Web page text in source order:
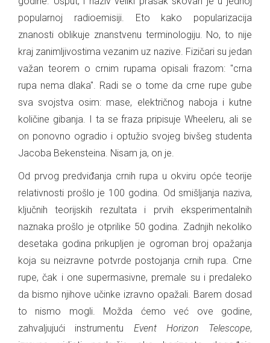
popularnoj radioemisiji. Eto kako popularizacija
znanosti oblikuje znanstvenu terminologiju. No, to nije
kraj zanimljivostima vezanim uz nazive. Fizičari su jedan
važan teorem o crnim rupama opisali frazom: "crna
rupa nema dlaka". Radi se o tome da crne rupe gube
sva svojstva osim: mase, električnog naboja i kutne
količine gibanja. I ta se fraza pripisuje Wheeleru, ali se
on ponovno ogradio i optužio svojeg bivšeg studenta
Jacoba Bekensteina. Nisam ja, on je.
Od prvog predviđanja crnih rupa u okviru opće teorije
relativnosti prošlo je 100 godina. Od smišljanja naziva,
ključnih teorijskih rezultata i prvih eksperimentalnih
naznaka prošlo je otprilike 50 godina. Zadnjih nekoliko
desetaka godina prikupljen je ogroman broj opažanja
koja su neizravne potvrde postojanja crnih rupa. Crne
rupe, čak i one supermasivne, premale su i predaleko
da bismo njihove učinke izravno opažali. Barem dosad
to nismo mogli. Možda ćemo već ove godine,
zahvaljujući instrumentu Event Horizon Telescope,